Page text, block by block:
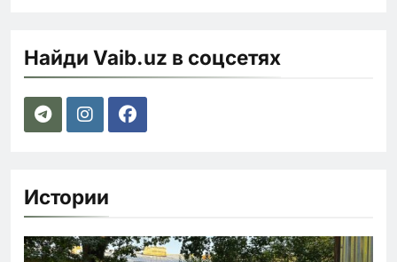
Найди Vaib.uz в соцсетях
Истории